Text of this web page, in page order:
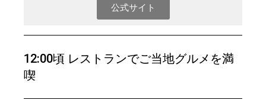
公式サイト
12:00頃 レストランでご当地グルメを満
喫